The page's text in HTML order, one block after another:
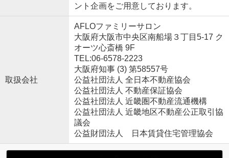
ント企画をご用意しております。
取扱会社
AFLOファミリーサロン
大阪府大阪市中央区南船場３丁目5-17 ク
オーツ心斎橋 9F
TEL:06-6578-2223
大阪府知事 (3) 第58557号
公益社団法人 全日本不動産協会
公益社団法人 不動産保証協会
公益社団法人 近畿圏不動産流通機構
公益社団法人 近畿地区不動産公正取引協
議会
公益財団法人 日本賃貸住宅管理協会